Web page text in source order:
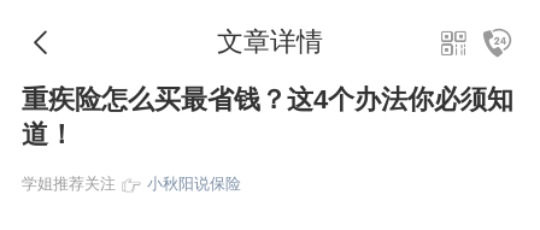
文章详情
重疾险怎么买最省钱？这4个办法你必须知
道！
学姐推荐关注 小秋阳说保险